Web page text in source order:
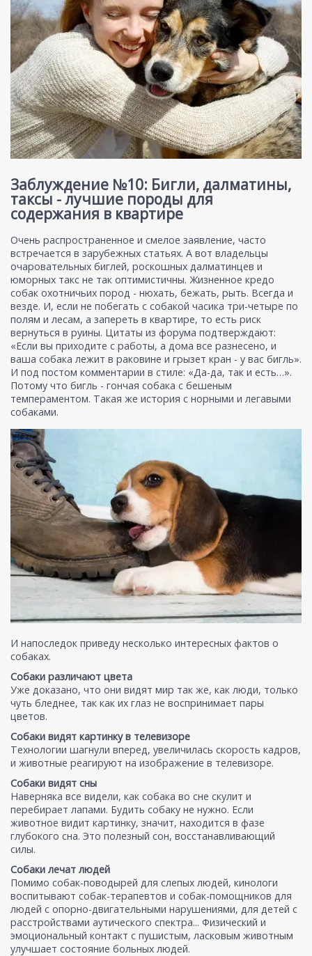
Заблуждение №10: Бигли, далматины,
таксы - лучшие породы для
содержания в квартире
Очень распространенное и смелое заявление, часто
встречается в зарубежных статьях. А вот владельцы
очаровательных биглей, роскошных далматинцев и
юморных такс не так оптимистичны. Жизненное кредо
собак охотничьих пород - нюхать, бежать, рыть. Всегда и
везде. И, если не побегать с собакой часика три-четыре по
полям и лесам, а запереть в квартире, то есть риск
вернуться в руины. Цитаты из форума подтверждают:
«Если вы приходите с работы, а дома все разнесено, и
ваша собака лежит в раковине и грызет кран - у вас бигль».
И под постом комментарии в стиле: «Да-да, так и есть…».
Потому что бигль - гончая собака с бешеным
темпераментом. Такая же история с норными и легавыми
собаками.
И напоследок приведу несколько интересных фактов о
собаках.
Собаки различают цвета
Уже доказано, что они видят мир так же, как люди, только
чуть бледнее, так как их глаз не воспринимает пары
цветов.
Собаки видят картинку в телевизоре
Технологии шагнули вперед, увеличилась скорость кадров,
и животные реагируют на изображение в телевизоре.
Собаки видят сны
Наверняка все видели, как собака во сне скулит и
перебирает лапами. Будить собаку не нужно. Если
животное видит картинку, значит, находится в фазе
глубокого сна. Это полезный сон, восстанавливающий
силы.
Собаки лечат людей
Помимо собак-поводырей для слепых людей, кинологи
воспитывают собак-терапевтов и собак-помощников для
людей с опорно-двигательными нарушениями, для детей с
расстройствами аутического спектра... Физический и
эмоциональный контакт с пушистым, ласковым животным
улучшает состояние больных людей.